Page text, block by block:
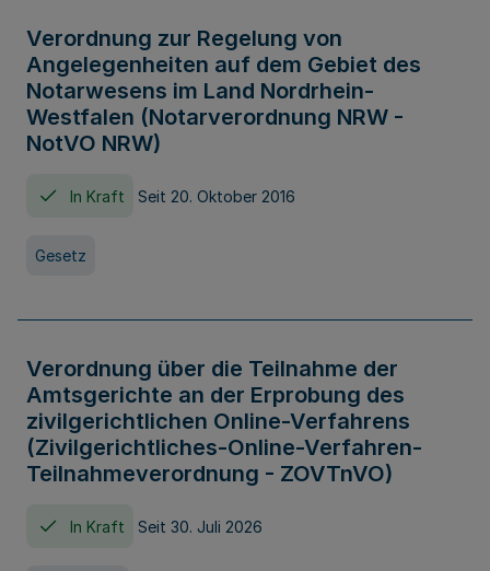
Verordnung zur Regelung von
Angelegenheiten auf dem Gebiet des
Notarwesens im Land Nordrhein-
Westfalen (Notarverordnung NRW -
NotVO NRW)
In Kraft Seit 20. Oktober 2016
Gesetz
Verordnung über die Teilnahme der
Amtsgerichte an der Erprobung des
zivilgerichtlichen Online-Verfahrens
(Zivilgerichtliches-Online-Verfahren-
Teilnahmeverordnung - ZOVTnVO)
In Kraft Seit 30. Juli 2026